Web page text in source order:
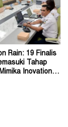
Rain: 19 Finalis
Tahap
Inovation